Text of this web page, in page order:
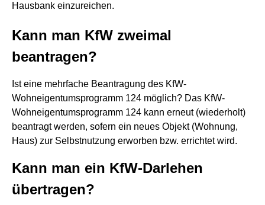
Hausbank einzureichen.
Kann man KfW zweimal
beantragen?
Ist eine mehrfache Beantragung des KfW-
Wohneigentumsprogramm 124 möglich? Das KfW-
Wohneigentumsprogramm 124 kann erneut (wiederholt)
beantragt werden, sofern ein neues Objekt (Wohnung,
Haus) zur Selbstnutzung erworben bzw. errichtet wird.
Kann man ein KfW-Darlehen
übertragen?